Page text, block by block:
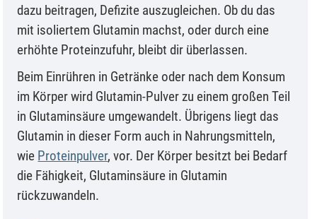
dazu beitragen, Defizite auszugleichen. Ob du das
mit isoliertem Glutamin machst, oder durch eine
erhöhte Proteinzufuhr, bleibt dir überlassen.
Beim Einrühren in Getränke oder nach dem Konsum
im Körper wird Glutamin-Pulver zu einem großen Teil
in Glutaminsäure umgewandelt. Übrigens liegt das
Glutamin in dieser Form auch in Nahrungsmitteln,
wie Proteinpulver, vor. Der Körper besitzt bei Bedarf
die Fähigkeit, Glutaminsäure in Glutamin
rückzuwandeln.